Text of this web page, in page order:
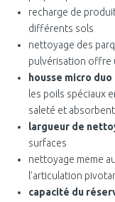
recharge de
différents sols
nettoyage des
pulvérisation offre
housse micro duo
les poils spéciaux
saleté et
largueur de
surfaces
nettoyage meme
l’articulation
capacité du